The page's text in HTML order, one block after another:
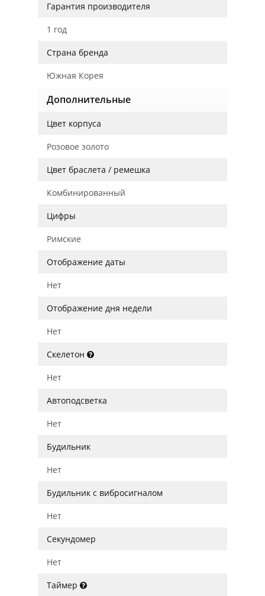
Гарантия производителя
1 год
Страна бренда
Южная Корея
Дополнительные
Цвет корпуса
Розовое золото
Цвет браслета / ремешка
Комбинированный
Цифры
Римские
Отображение даты
Нет
Отображение дня недели
Нет
Скелетон
Нет
Автоподсветка
Нет
Будильник
Нет
Будильник с вибросигналом
Нет
Секундомер
Нет
Таймер